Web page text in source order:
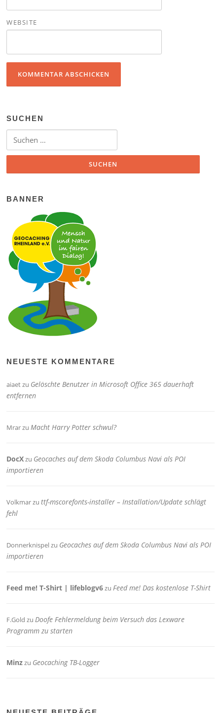
WEBSITE
SUCHEN
Suchen nach:
BANNER
NEUESTE KOMMENTARE
aiaetzu Gelöschte Benutzer in Microsoft Office 365 dauerhaft
entfernen
MrarzuMacht Harry Potter schwul?
DocXzu Geocaches auf dem Skoda Columbus Navi als POI
importieren
Volkmarzuttf-mscorefonts-installer – Installation/Update schlägt
fehl
Donnerknispelzu Geocaches auf dem Skoda Columbus Navi als POI
importieren
Feed me! T-Shirt | lifeblogv6zuFeed me! Das kostenlose T-Shirt
F.Gold zuDoofe Fehlermeldung beim Versuch das Lexware
Programm zu starten
Minzzu Geocaching TB-Logger